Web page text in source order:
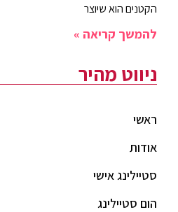
הקטנים הוא שיוצר
להמשך קריאה »
ניווט מהיר
ראשי
אודות
סטיילינג אישי
הום סטיילינג